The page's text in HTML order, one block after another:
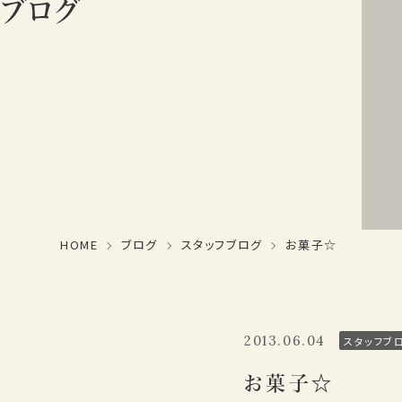
ブログ
HOME ブログ スタッフブログ お菓子☆
2013.06.04 スタッフブ
お菓子☆